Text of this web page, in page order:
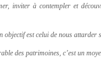
inviter à contempler et
objectif est celui de nous
des patrimoines, c’est un